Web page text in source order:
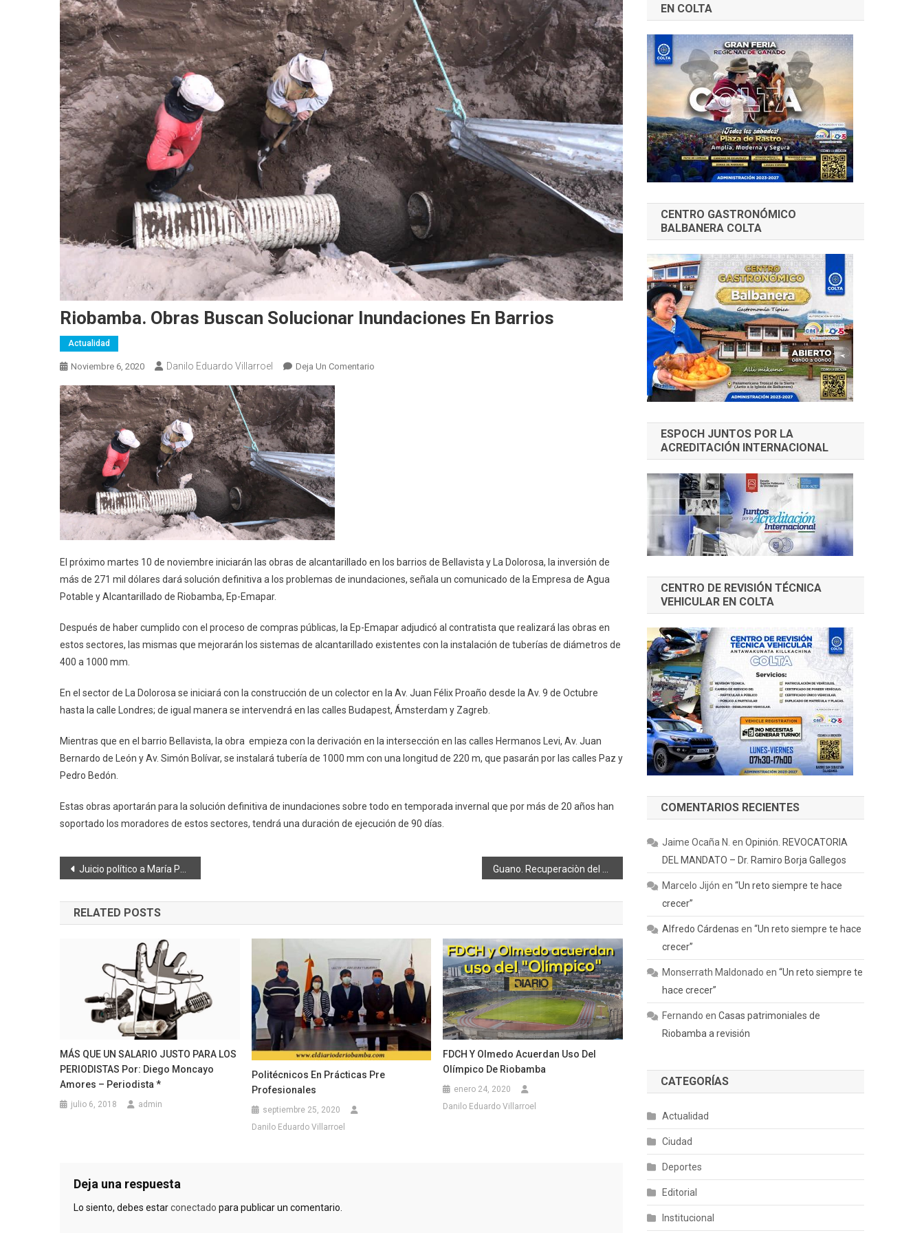
Riobamba. Obras Buscan Solucionar Inundaciones En Barrios
Actualidad
Noviembre 6, 2020 Danilo Eduardo Villarroel Deja Un Comentario
El próximo martes 10 de noviembre iniciarán las obras de alcantarillado en los barrios de Bellavista y La Dolorosa, la inversión de
más de 271 mil dólares dará solución definitiva a los problemas de inundaciones, señala un comunicado de la Empresa de Agua
Potable y Alcantarillado de Riobamba, Ep-Emapar.
Después de haber cumplido con el proceso de compras públicas, la Ep-Emapar adjudicó al contratista que realizará las obras en
estos sectores, las mismas que mejorarán los sistemas de alcantarillado existentes con la instalación de tuberías de diámetros de
400 a 1000 mm.
En el sector de La Dolorosa se iniciará con la construcción de un colector en la Av. Juan Félix Proaño desde la Av. 9 de Octubre
hasta la calle Londres; de igual manera se intervendrá en las calles Budapest, Ámsterdam y Zagreb.
Mientras que en el barrio Bellavista, la obra empieza con la derivación en la intersección en las calles Hermanos Levi, Av. Juan
Bernardo de León y Av. Simón Bolívar, se instalará tubería de 1000 mm con una longitud de 220 m, que pasarán por las calles Paz y
Pedro Bedón.
Estas obras aportarán para la solución definitiva de inundaciones sobre todo en temporada invernal que por más de 20 años han
soportado los moradores de estos sectores, tendrá una duración de ejecución de 90 días.
Navegación
de
entradas
Juicio político a María Paula Romo, al pleno de la Asamblea
RELATED POSTS
MÁS QUE UN SALARIO JUSTO PARA LOS
PERIODISTAS Por: Diego Moncayo
Amores – Periodista *
julio 6, 2018 admin
Politécnicos En Prácticas Pre
Profesionales
septiembre 25, 2020
Danilo Eduardo Villarroel
FDCH Y Olmedo Acuerdan Uso Del
Olímpico De Riobamba
enero 24, 2020
Danilo Eduardo Villarroel
Deja una respuesta
Lo siento, debes estarconectado para publicar un comentario.
EN COLTA
CENTRO GASTRONÓMICO
BALBANERA COLTA
ESPOCH JUNTOS POR LA
ACREDITACIÓN INTERNACIONAL
CENTRO DE REVISIÓN TÉCNICA
VEHICULAR EN COLTA
COMENTARIOS RECIENTES
Jaime Ocaña N. enOpinión. REVOCATORIA
DEL MANDATO – Dr. Ramiro Borja Gallegos
Marcelo Jijón en“Un reto siempre te hace
crecer”
Alfredo Cárdenas en“Un reto siempre te hace
crecer”
Monserrath Maldonado en“Un reto siempre te
hace crecer”
Fernando enCasas patrimoniales de
Riobamba a revisión
CATEGORÍAS
Actualidad
Ciudad
Deportes
Editorial
Institucional